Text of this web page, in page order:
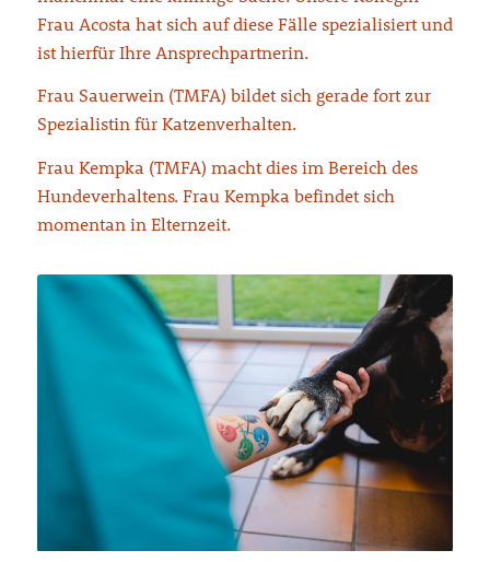
Frau Acosta hat sich auf diese Fälle spezialisiert und
ist hierfür Ihre Ansprechpartnerin.
Frau Sauerwein (TMFA) bildet sich gerade fort zur
Spezialistin für Katzenverhalten.
Frau Kempka (TMFA) macht dies im Bereich des
Hundeverhaltens. Frau Kempka befindet sich
momentan in Elternzeit.